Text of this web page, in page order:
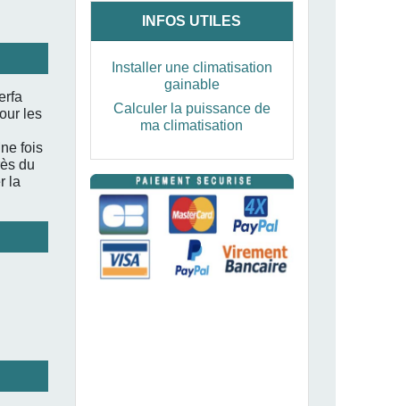
les
fois
du
la
INFOS UTILES
Installer une climatisation
gainable
Calculer la puissance de
ma climatisation